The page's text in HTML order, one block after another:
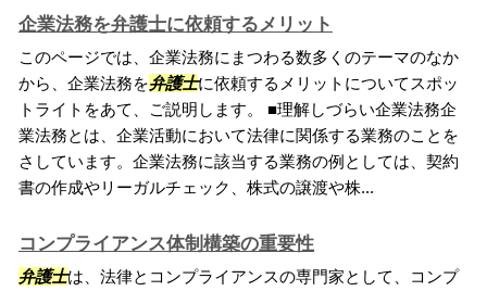
企業法務を弁護士に依頼するメリット
このページでは、企業法務にまつわる数多くのテーマのなか
から、企業法務を弁護士に依頼するメリットについてスポッ
トライトをあて、ご説明します。 ■理解しづらい企業法務企
業法務とは、企業活動において法律に関係する業務のことを
さしています。企業法務に該当する業務の例としては、契約
書の作成やリーガルチェック、株式の譲渡や株...
コンプライアンス体制構築の重要性
弁護士は、法律とコンプライアンスの専門家として、コンプ